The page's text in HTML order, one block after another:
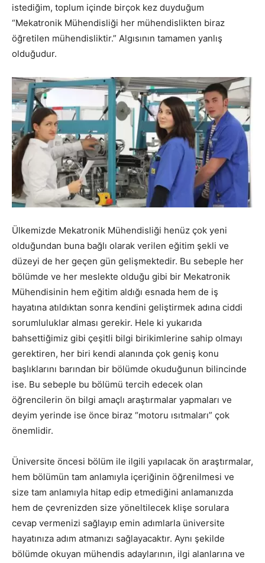
istediğim, toplum içinde birçok kez duyduğum
“Mekatronik Mühendisliği her mühendislikten biraz
öğretilen mühendisliktir.” Algısının tamamen yanlış
olduğudur.
Ülkemizde Mekatronik Mühendisliği henüz çok yeni
olduğundan buna bağlı olarak verilen eğitim şekli ve
düzeyi de her geçen gün gelişmektedir. Bu sebeple her
bölümde ve her meslekte olduğu gibi bir Mekatronik
Mühendisinin hem eğitim aldığı esnada hem de iş
hayatına atıldıktan sonra kendini geliştirmek adına ciddi
sorumluluklar alması gerekir. Hele ki yukarıda
bahsettiğimiz gibi çeşitli bilgi birikimlerine sahip olmayı
gerektiren, her biri kendi alanında çok geniş konu
başlıklarını barından bir bölümde okuduğunun bilincinde
ise. Bu sebeple bu bölümü tercih edecek olan
öğrencilerin ön bilgi amaçlı araştırmalar yapmaları ve
deyim yerinde ise önce biraz “motoru ısıtmaları” çok
önemlidir.
Üniversite öncesi bölüm ile ilgili yapılacak ön araştırmalar,
hem bölümün tam anlamıyla içeriğinin öğrenilmesi ve
size tam anlamıyla hitap edip etmediğini anlamanızda
hem de çevrenizden size yöneltilecek klişe sorulara
cevap vermenizi sağlayıp emin adımlarla üniversite
hayatınıza adım atmanızı sağlayacaktır. Aynı şekilde
bölümde okuyan mühendis adaylarının, ilgi alanlarına ve